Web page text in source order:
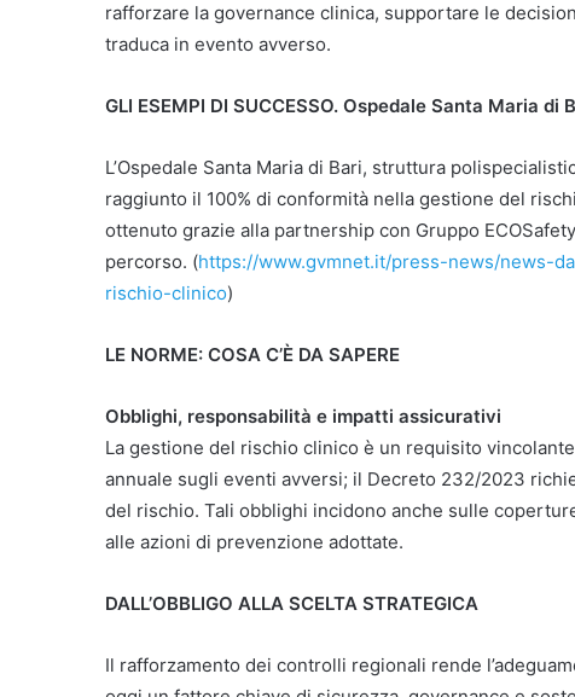
rafforzare la governance clinica, supportare le
traduca in evento avverso.
GLI ESEMPI DI SUCCESSO. Ospedale Santa Maria
L’Ospedale Santa Maria di Bari, struttura
raggiunto il 100% di conformità nella gestione del
ottenuto grazie alla partnership con Gruppo
percorso. (https://www.gvmnet.it/press-news/news-
rischio-clinico)
LE NORME: COSA C’È DA SAPERE
Obblighi, responsabilità e impatti assicurativi
La gestione del rischio clinico è un requisito
annuale sugli eventi avversi; il Decreto 232/2023
del rischio. Tali obblighi incidono anche sulle
alle azioni di prevenzione adottate.
DALL’OBBLIGO ALLA SCELTA STRATEGICA
Il rafforzamento dei controlli regionali rende